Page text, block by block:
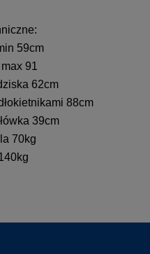
59cm
91
62cm
88cm
39cm
70kg